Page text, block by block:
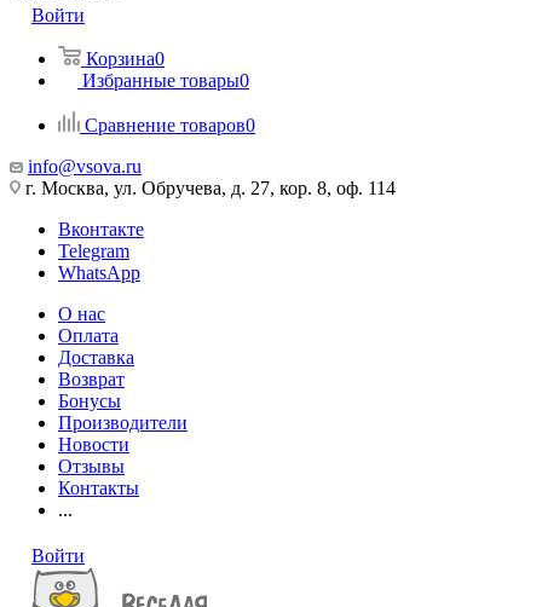
Войти
Корзина0
Избранные товары0
Сравнение товаров0
info@vsova.ru
г. Москва, ул. Обручева, д. 27, кор. 8, оф. 114
Вконтакте
Telegram
WhatsApp
О нас
Оплата
Доставка
Возврат
Бонусы
Производители
Новости
Отзывы
Контакты
...
Войти